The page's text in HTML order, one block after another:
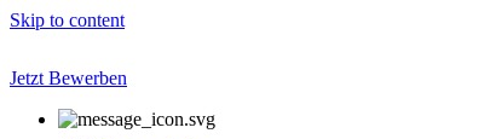
Skip to content
Jetzt Bewerben